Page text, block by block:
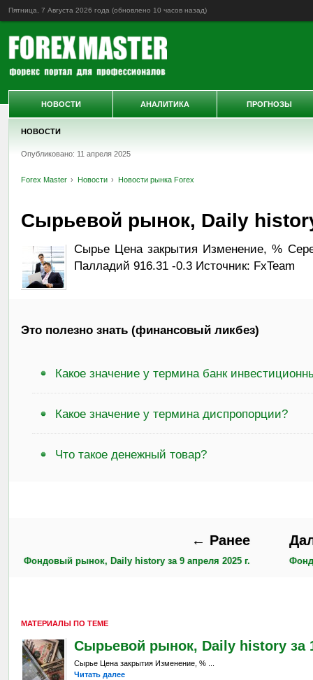
Пятница, 7 Августа 2026 года (обновлено 10 часов назад)
НОВОСТИ
Опубликовано: 11 апреля 2025
Forex Master Новости Новости рынка Forex
Сырьевой рынок, Daily
Сырье Цена закрытия Изменение, %
Палладий 916.31 -0.3 Источник: FxTeam
Это полезно знать (финансовый ликбез)
Какое значение у термина банк
Какое значение у термина диспропорции?
Что такое денежный товар?
← Ранее
Фондовый рынок, Daily history за 9 апреля 2025 г.
МАТЕРИАЛЫ ПО ТЕМЕ
Сырьевой рынок, Daily history за
Сырье Цена закрытия Изменение, % ...
Читать далее
НОВОСТИ АНАЛИТИКА ПРОГНОЗЫ